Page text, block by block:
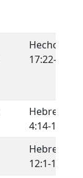
Hechos
17:22-34
Hebreos
4:14-16
Hebreos
12:1-13